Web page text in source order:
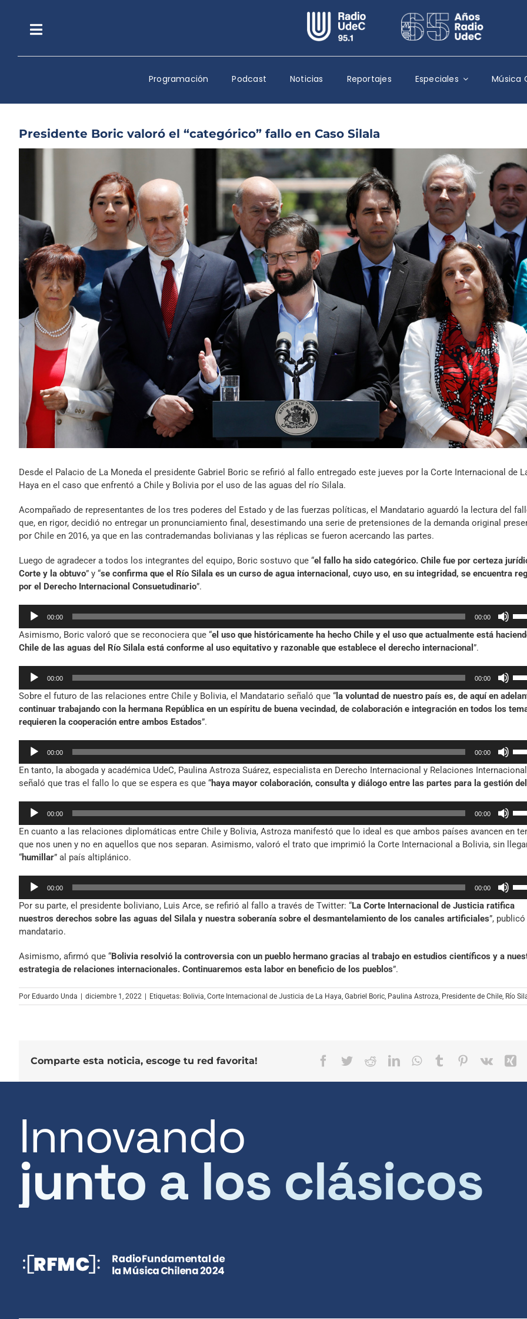
contenidoToggle
Navigation
Escuchar Radio UdeC en vivo
Quiénes Somos
Programación
Noticias
Reportajes
Columnas
Música Clásica
Especiales
Archivo Sonoro
Programación Podcast Noticias Reportajes Especiales Música
Presidente Boric valoró el “categórico” fallo en Caso Silala
Desde el Palacio de La Moneda el presidente Gabriel Boric se refirió al fallo entregado este jueves por la Corte Internacional de
Haya en el caso que enfrentó a Chile y Bolivia por el uso de las aguas del río Silala.
Acompañado de representantes de los tres poderes del Estado y de las fuerzas políticas, el Mandatario aguardó la lectura del
que, en rigor, decidió no entregar un pronunciamiento final, desestimando una serie de pretensiones de la demanda original
por Chile en 2016, ya que en las contrademandas bolivianas y las réplicas se fueron acercando las partes.
Luego de agradecer a todos los integrantes del equipo, Boric sostuvo que “el fallo ha sido categórico. Chile fue por certeza
Corte y la obtuvo” y “se confirma que el Río Silala es un curso de agua internacional, cuyo uso, en su integridad, se encuentra
por el Derecho Internacional Consuetudinario”.
Reproductor
audio
00:00 00:00
o
el
Asimismo, Boric valoró que se reconociera que “el uso que históricamente ha hecho Chile y el uso que actualmente está
Chile de las aguas del Río Silala está conforme al uso equitativo y razonable que establece el derecho internacional ”.
Reproductor
audio
00:00 00:00
de
o
el
Sobre el futuro de las relaciones entre Chile y Bolivia, el Mandatario señaló que “ la voluntad de nuestro país es, de aquí en
continuar trabajando con la hermana República en un espíritu de buena vecindad, de colaboración e integración en todos los
requieren la cooperación entre ambos Estados”.
Reproductor
audio
00:00 00:00
de
o
el
En tanto, la abogada y académica UdeC, Paulina Astroza Suárez, especialista en Derecho Internacional y Relaciones
señaló que tras el fallo lo que se espera es que “haya mayor colaboración, consulta y diálogo entre las partes para la gestión
Reproductor
audio
00:00 00:00
de
o
En cuanto a las relaciones diplomáticas entre Chile y Bolivia, Astroza manifestó que lo ideal es que ambos países avancen en
que nos unen y no en aquellos que nos separan. Asimismo, valoró el trato que imprimió la Corte Internacional a Bolivia, sin
“humillar” al país altiplánico.
Reproductor
audio
00:00 00:00
de
o
Por su parte, el presidente boliviano, Luis Arce, se refirió al fallo a través de Twitter: “La Corte Internacional de Justicia ratifica
nuestros derechos sobre las aguas del Silala y nuestra soberanía sobre el desmantelamiento de los canales artificiales”, publicó
mandatario.
Asimismo, afirmó que “Bolivia resolvió la controversia con un pueblo hermano gracias al trabajo en estudios científicos y a
estrategia de relaciones internacionales. Continuaremos esta labor en beneficio de los pueblos”.
Por Eduardo Unda diciembre 1, 2022 Etiquetas: Bolivia, Corte Internacional de Justicia de La Haya, Gabriel Boric, Paulina Astroza, Presidente de Chile, Río
Comparte esta noticia, escoge tu red favorita! Facebook
TwitterRedditLinkedInWhatsApp
TumblrPinterest
Vk
Innovando
junto a los clásicos